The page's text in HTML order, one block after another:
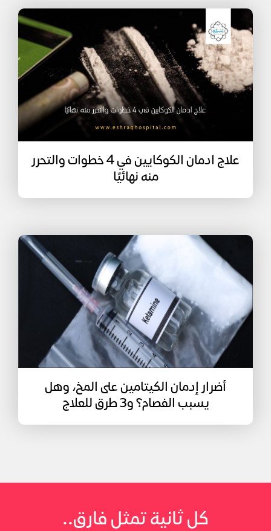
علاج ادمان الكوكايين في 4 خطوات والتحرر
منه نهائيًا
أضرار إدمان الكيتامين على المخ، وهل
يسبب الفصام؟ و3 طرق للعلاج
كل ثانية تمثل فارق..